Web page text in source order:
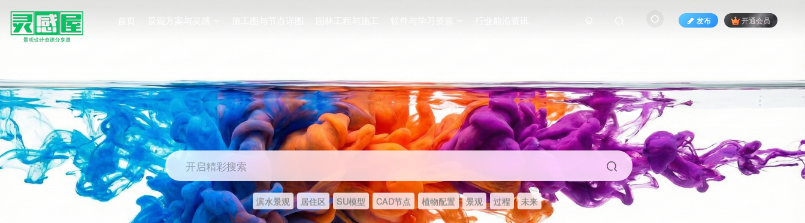
首页 景观方案与灵感 施工图与节点详图 园林工程与施工 软件与学习资源 行业前沿资讯 发布 开通会员
开启精彩搜索
滨水景观 居住区 SU模型 CAD节点 植物配置 景观 过程 未来